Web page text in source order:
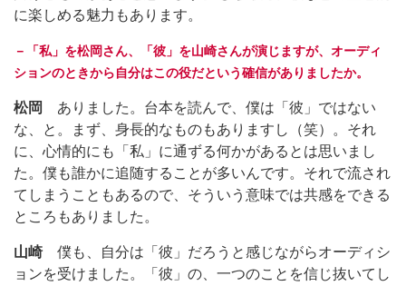
に楽しめる魅力もあります。
－「私」を松岡さん、「彼」を山崎さんが演じますが、オーディ
ションのときから自分はこの役だという確信がありましたか。
松岡
ありました。台本を読んで、僕は「彼」ではない
な、と。まず、身長的なものもありますし（笑）。それ
に、心情的にも「私」に通ずる何かがあるとは思いまし
た。僕も誰かに追随することが多いんです。それで流され
てしまうこともあるので、そういう意味では共感をできる
ところもありました。
山崎 僕も、自分は「彼」だろうと感じながらオーディシ
ョンを受けました。「彼」の、一つのことを信じ抜いてし